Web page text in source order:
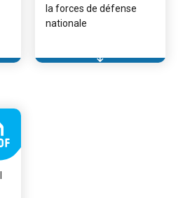
la forces de défense
nationale